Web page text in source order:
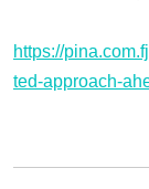
https://
ted-approach-